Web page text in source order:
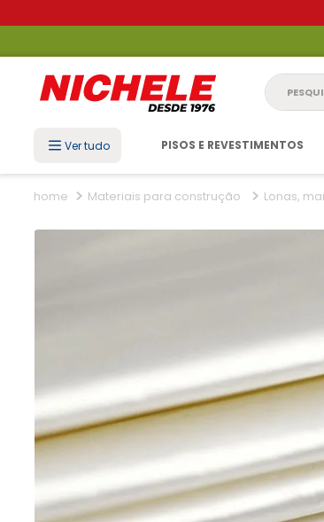
Ver tudo PISOS E REVESTIMENTOS
Materiais para construção Lonas,